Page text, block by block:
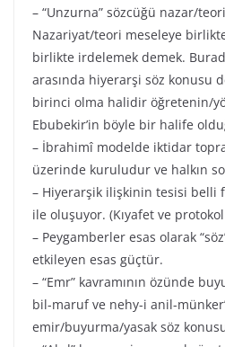
– “Unzurna” sözcüğü nazar/
Nazariyat/teori meseleye
birlikte irdelemek demek.
arasında hiyerarşi söz konusu
birinci olma halidir öğretenin/
Ebubekir’in böyle bir halife
– İbrahimî modelde iktidar
üzerinde kuruludur ve halkın
– Hiyerarşik ilişkinin tesisi belli
ile oluşuyor. (Kıyafet ve
– Peygamberler esas olarak
etkileyen esas güçtür.
– “Emr” kavramının özünde
bil-maruf ve nehy-i anil-
emir/buyurma/yasak söz